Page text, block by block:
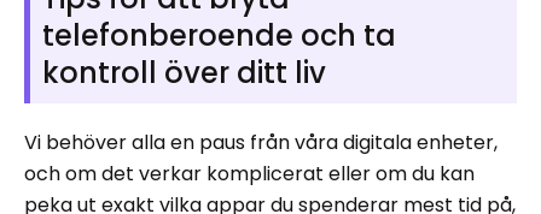
telefonberoende och ta
kontroll över ditt liv
Vi behöver alla en paus från våra digitala enheter,
och om det verkar komplicerat eller om du kan
peka ut exakt vilka appar du spenderar mest tid på,